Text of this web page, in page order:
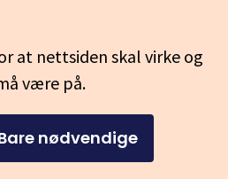
at nettsiden skal virke og
være på.
nødvendige